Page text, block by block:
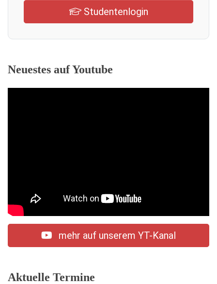
Studentenlogin
Neuestes auf Youtube
mehr auf unserem YT-Kanal
Aktuelle Termine